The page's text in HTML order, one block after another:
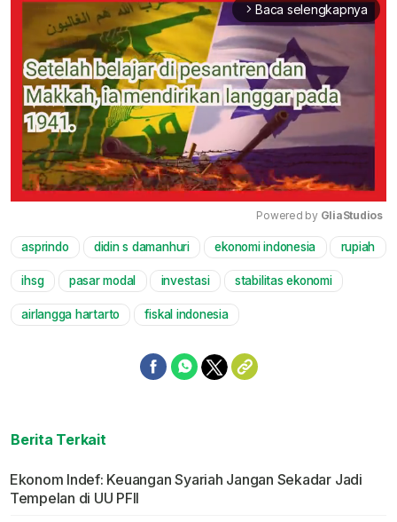
arrow_forward_ios Baca selengkapnya
Mute
Powered by GliaStudios
asprindo didin s damanhuri ekonomi indonesia rupiah
ihsg pasar modal investasi stabilitas ekonomi
airlangga hartarto fiskal indonesia
Berita Terkait
Ekonom Indef: Keuangan Syariah Jangan Sekadar Jadi
Tempelan di UU PFII